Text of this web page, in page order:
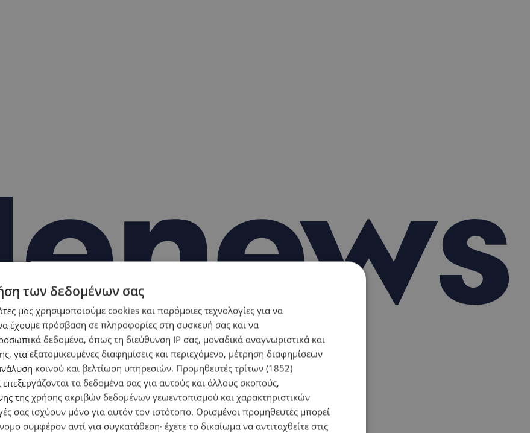
των δεδομένων σας
μας χρησιμοποιούμε cookies και παρόμοιες τεχνολογίες για να
έχουμε πρόσβαση σε πληροφορίες στη συσκευή σας και να
δεδομένα, όπως τη διεύθυνση IP σας, μοναδικά αναγνωριστικά και
για εξατομικευμένες διαφημίσεις και περιεχόμενο, μέτρηση διαφημίσεων
κοινού και βελτίωση υπηρεσιών. Προμηθευτές τρίτων (1852)
επεξεργάζονται τα δεδομένα σας για αυτούς και άλλους σκοπούς,
της χρήσης ακριβών δεδομένων γεωεντοπισμού και χαρακτηριστικών
σας ισχύουν μόνο για αυτόν τον ιστότοπο. Ορισμένοι προμηθευτές μπορεί
συμφέρον αντί για συγκατάθεση· έχετε το δικαίωμα να αντιταχθείτε στις